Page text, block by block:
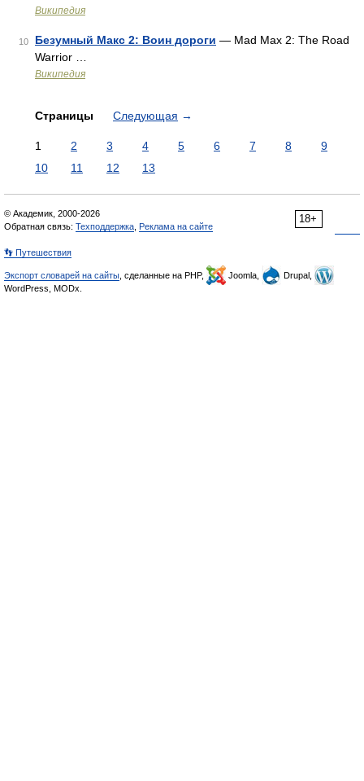
Википедия
10 Безумный Макс 2: Воин дороги — Mad Max 2: The Road
Warrior …
Википедия
Страницы Следующая →
1 2 3 4 5 6 7 8
9
10
11 12 13
18+
© Академик, 2000-2026
Обратная связь: Техподдержка Реклама на сайте
👣 Путешествия
Экспорт словарей на сайты , сделанные на PHP, Joomla,
Drupal,
WordPress, MODx.